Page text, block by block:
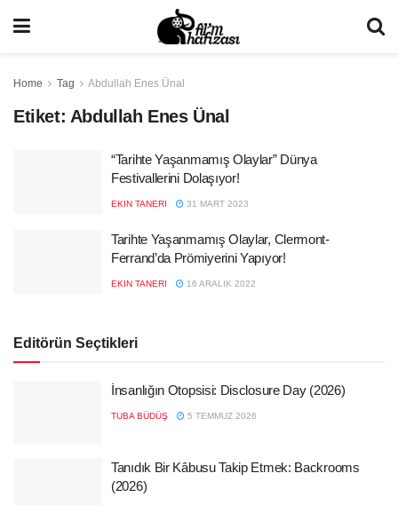
Home Tag Abdullah Enes Ünal
Etiket: Abdullah Enes Ünal
“Tarihte Yaşanmamış Olaylar” Dünya
Festivallerini Dolaşıyor!
EKIN TANERI 31 MART 2023
Tarihte Yaşanmamış Olaylar, Clermont-
Ferrand’da Prömiyerini Yapıyor!
EKIN TANERI 16 ARALIK 2022
Editörün Seçtikleri
İnsanlığın Otopsisi: Disclosure Day (2026)
TUBA BÜDÜŞ 5 TEMMUZ 2026
Tanıdık Bir Kâbusu Takip Etmek: Backrooms
(2026)